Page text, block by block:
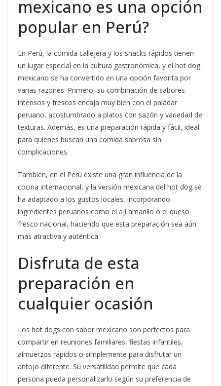
mexicano es una opción
popular en Perú?
En Perú, la comida callejera y los snacks rápidos tienen
un lugar especial en la cultura gastronómica, y el hot dog
mexicano se ha convertido en una opción favorita por
varias razones. Primero, su combinación de sabores
intensos y frescos encaja muy bien con el paladar
peruano, acostumbrado a platos con sazón y variedad de
texturas. Además, es una preparación rápida y fácil, ideal
para quienes buscan una comida sabrosa sin
complicaciones.
También, en el Perú existe una gran influencia de la
cocina internacional, y la versión mexicana del hot dog se
ha adaptado a los gustos locales, incorporando
ingredientes peruanos como el ají amarillo o el queso
fresco nacional, haciendo que esta preparación sea aún
más atractiva y auténtica.
Disfruta de esta
preparación en
cualquier ocasión
Los hot dogs con sabor mexicano son perfectos para
compartir en reuniones familiares, fiestas infantiles,
almuerzos rápidos o simplemente para disfrutar un
antojo diferente. Su versatilidad permite que cada
persona pueda personalizarlo según su preferencia de